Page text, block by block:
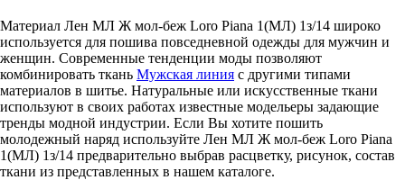
Материал Лен МЛ Ж мол-беж Loro Pianа 1(МЛ) 1з/14 широко
используется для пошива повседневной одежды для мужчин и
женщин. Современные тенденции моды позволяют
комбинировать ткань Мужская линия с другими типами
материалов в шитье. Натуральные или искусственные ткани
используют в своих работах известные модельеры задающие
тренды модной индустрии. Если Вы хотите пошить
молодежный наряд используйте Лен МЛ Ж мол-беж Loro Pianа
1(МЛ) 1з/14 предварительно выбрав расцветку, рисунок, состав
ткани из представленных в нашем каталоге.